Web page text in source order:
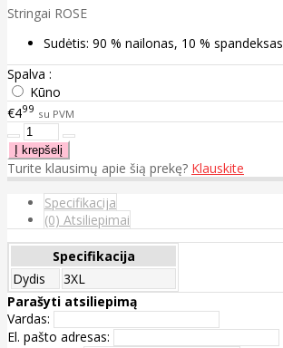
Stringai ROSE
Sudėtis: 90 % nailonas, 10 % spandeksas
Spalva :
Kūno
€499 su PVM
Turite klausimų apie šią prekę? Klauskite
Specifikacija
(0) Atsiliepimai
Specifikacija
Dydis
3XL
Parašyti atsiliepimą
Vardas:
El. pašto adresas: